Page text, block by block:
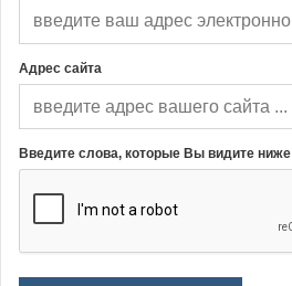
Адрес сайта
Введите слова, которые Вы видите ниже